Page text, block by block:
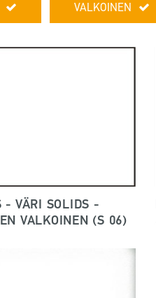
VALKOINEN
- VÄRI SOLIDS -
VALKOINEN (S 06)